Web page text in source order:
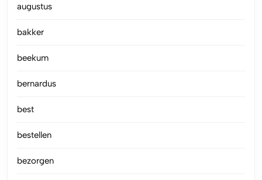
augustus
bakker
beekum
bernardus
best
bestellen
bezorgen